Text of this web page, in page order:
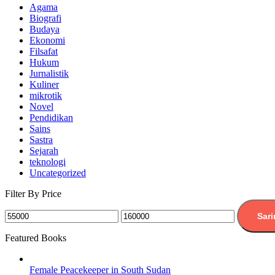
Agama
Biografi
Budaya
Ekonomi
Filsafat
Hukum
Jurnalistik
Kuliner
mikrotik
Novel
Pendidikan
Sains
Sastra
Sejarah
teknologi
Uncategorized
Filter By Price
Featured Books
Female Peacekeeper in South Sudan